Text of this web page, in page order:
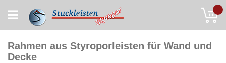
to
Content
Rahmen aus Styroporleisten für Wand und
Decke